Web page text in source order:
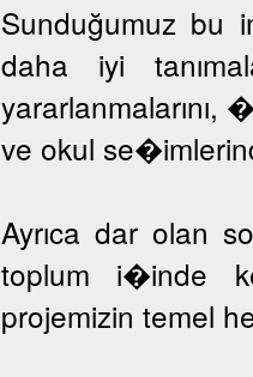
Sunduğumuz bu
daha iyi
yararlanmalarını,
ve okul
Ayrıca dar olan
toplum i�inde
projemizin temel